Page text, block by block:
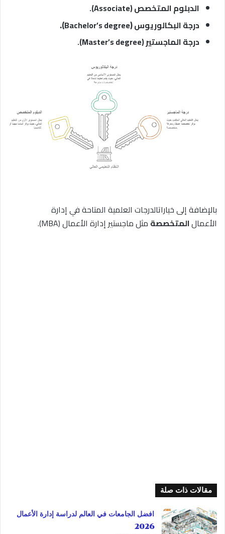
الدبلوم المتخصص (Associate).
درجة البكالوريوس(
Bachelor’s degree
).
درجة الماجستير(Master’s degree).
بالإضافة إلى خياراتالدرجات العلمية المتاحة في إدارة
الأعمالالمتخصصة مثل ماجستير إدارة الأعمال (MBA).
مقالات ذات صلة
افضل الجامعات في العالم لدراسة إدارة الأعمال
2026